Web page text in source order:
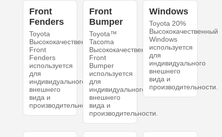
Front
Fenders
Toyota
Высококачественный
Front
Fenders
используется
для
индивидуального
внешнего
вида и
производительности.
Front
Bumper
Toyota™
Tacoma
Высококачественный
Front
Bumper
используется
для
индивидуального
внешнего
вида и
производительности.
Windows
Toyota 20%
Высококачественный
Windows
используется
для
индивидуального
внешнего
вида и
производительности.